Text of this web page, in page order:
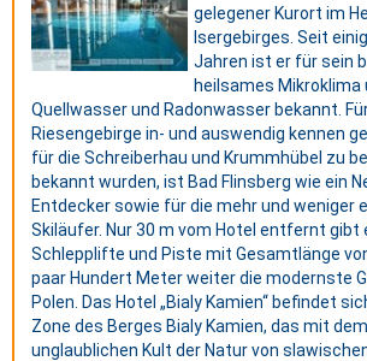
gelegener Kurort im
Isergebirges. Seit
Jahren ist er für sein
heilsames Mikroklima
Quellwasser und Radonwasser bekannt.
Riesengebirge in- und auswendig kennen
für die Schreiberhau und Krummhübel zu
bekannt wurden, ist Bad Flinsberg wie ein
Entdecker sowie für die mehr und weniger
Skiläufer. Nur 30 m vom Hotel entfernt gibt
Schlepplifte und Piste mit Gesamtlänge
paar Hundert Meter weiter die modernste
Polen. Das Hotel „Bialy Kamien“ befindet
Zone des Berges Bialy Kamien, das mit
unglaublichen Kult der Natur von